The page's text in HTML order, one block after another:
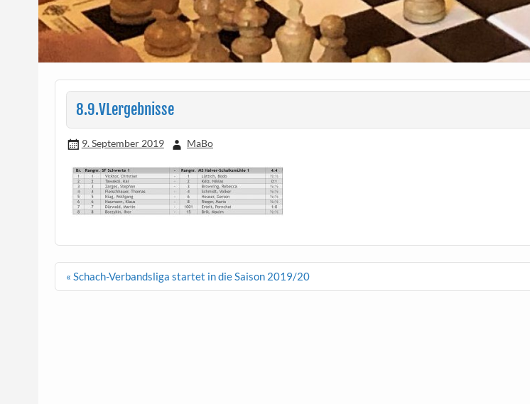
8.9.VLergebnisse
9. September 2019 MaBo
Beitragsnavigation
« Schach-Verbandsliga startet in die Saison 2019/20